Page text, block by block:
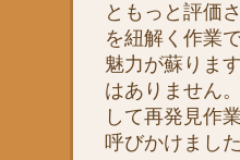
ともっと評価
を紐解く作業
魅力が蘇りま
はありません
して再発見作
呼びかけまし